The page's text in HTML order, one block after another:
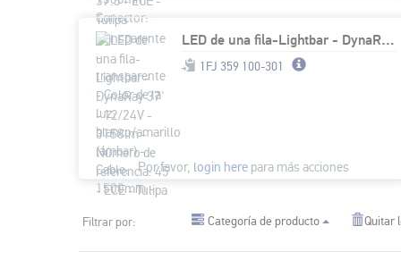
LED de una fila-Lightbar - DynaRay 37' - 12/24V - 3158lm - Número de referencia: 45 - ECE - Tulipa transparente - transparente - Color de la luz: blanco/amarillo (ámbar) - Cable: 1500mm - Conector: Co
1FJ 359 100-301
Por favor, login herepara más acciones
Filtrar por: Categoría de producto Quitar